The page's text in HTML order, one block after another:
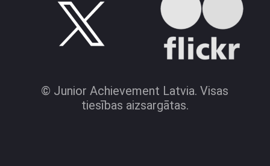
© Junior Achievement Latvia. Visas
tiesības aizsargātas.